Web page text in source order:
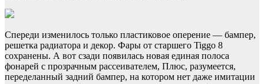
Спереди изменилось только пластиковое оперение — бампер,
решетка радиатора и декор. Фары от старшего Tiggo 8
сохранены. А вот сзади появилась новая единая полоса
фонарей с прозрачным рассеивателем, Плюс, разумеется,
переделанный задний бампер, на котором нет даже имитации